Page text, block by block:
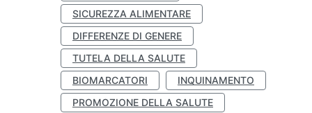
SICUREZZA ALIMENTARE
DIFFERENZE DI GENERE
TUTELA DELLA SALUTE
BIOMARCATORI
INQUINAMENTO
PROMOZIONE DELLA SALUTE